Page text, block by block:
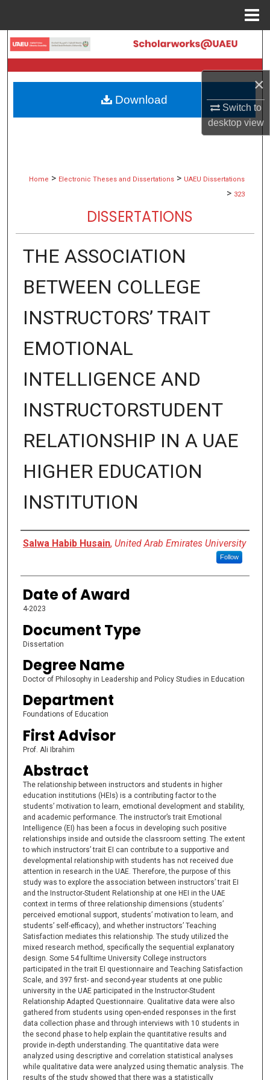
×
Switch to
desktopview
Search
Browse Collections
My Account
Home > Electronic Theses and Dissertations > UAEU Dissertations
> 323
DISSERTATIONS
THE ASSOCIATION
BETWEEN COLLEGE
INSTRUCTORS’ TRAIT
EMOTIONAL
INTELLIGENCE AND
INSTRUCTORSTUDENT
RELATIONSHIP IN A UAE
HIGHER EDUCATION
INSTITUTION
Author
Salwa Habib Husain, United Arab Emirates University
Follow
Date of Award
4-2023
Document Type
Dissertation
Degree Name
Doctor of Philosophy in Leadership and Policy Studies in Education
Department
Foundations of Education
First Advisor
Prof. Ali Ibrahim
Abstract
The relationship between instructors and students in higher
education institutions (HEIs) is a contributing factor to the
students’ motivation to learn, emotional development and stability,
and academic performance. The instructor’s trait Emotional
Intelligence (EI) has been a focus in developing such positive
relationships inside and outside the classroom setting. The extent
to which instructors’ trait EI can contribute to a supportive and
developmental relationship with students has not received due
attention in research in the UAE. Therefore, the purpose of this
study was to explore the association between instructors’ trait EI
and the Instructor-Student Relationship at one HEI in the UAE
context in terms of three relationship dimensions (students’
perceived emotional support, students’ motivation to learn, and
students’ self-efficacy), and whether instructors’ Teaching
Satisfaction mediates this relationship. The study utilized the
mixed research method, specifically the sequential explanatory
design. Some 54 fulltime University College instructors
participated in the trait EI questionnaire and Teaching Satisfaction
Scale, and 397 first- and second-year students at one public
university in the UAE participated in the Instructor-Student
Relationship Adapted Questionnaire. Qualitative data were also
gathered from students using open-ended responses in the first
data collection phase and through interviews with 10 students in
the second phase to help explain the quantitative results and
provide in-depth understanding. The quantitative data were
analyzed using descriptive and correlation statistical analyses
while qualitative data were analyzed using thematic analysis. The
results of the study showed that there was a statistically
Download